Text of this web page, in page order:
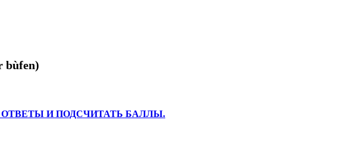
bùfen)
ОТВЕТЫ И ПОДСЧИТАТЬ БАЛЛЫ.